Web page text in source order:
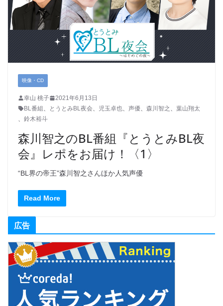
映像・CD
幸山 桃子
2021年6月13日
BL番組
とうとみBL夜会 児玉卓也 声優 森川智之
葉山翔太
鈴木裕斗
森川智之のBL番組『とうとみBL夜
会』レポをお届け！〈1〉
“BL界の帝王”森川智之さんほか人気声優
Read More
広告